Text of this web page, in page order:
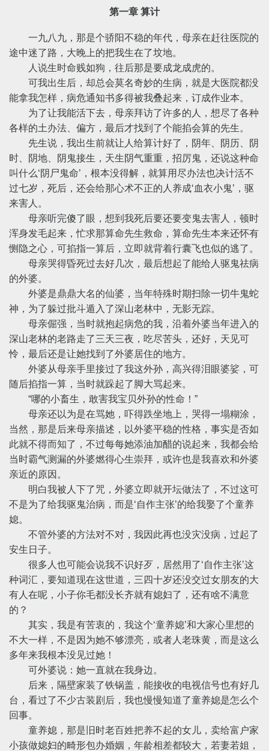
第一章 算计
一九八九，那是个骄阳不稳的年代，母亲在赶往医院的
途中迷了路，大晚上的把我生在了坟地。
人说生时命贱如狗，往后那是要成龙成虎的。
可我出生后，却总会莫名奇妙的生病，就是大医院都没
能拿我怎样，病危通知书多得被我叠起来，订成作业本。
为了让我能活下去，母亲拜访了许多的人，想尽了各种
各样的土办法、偏方，最后才找到了个能掐会算的先生。
先生说，我出生前就让人给算计好了，阴年、阴历、阴
时、阴地、阴鬼接生，天生阴气重重，招厉鬼，还说这种命
叫什么‘阴尸鬼命’，根本没得解，就算用尽办法也决计活不
过七岁，死后，还会给那心术不正的人养成‘血衣小鬼’，驱
来害人。
母亲听完傻了眼，想到我死后要还要变鬼去害人，顿时
浑身发毛起来，忙求那算命先生救命，算命先生本来还怀有
恻隐之心，可掐指一算后，立即就背着行囊飞也似的逃了。
母亲哭得昏死过去好几次，最后想起了能给人驱鬼祛病
的外婆。
外婆是鼎鼎大名的仙婆，当年特殊时期扫除一切牛鬼蛇
神，为了躲过批斗遁入了深山老林中，无影无踪。
母亲倔强，当时就抱起病危的我，沿着外婆当年进入的
深山老林的老路走了三天三夜，吃尽苦头，还好，天见可
怜，最后还是让她找到了外婆居住的地方。
外婆从母亲手里接过了我这外孙，高兴得泪眼婆娑，可
随后掐指一算，当时就跺起了脚大骂起来。
“哪的小畜生，敢害我宝贝外孙的性命！”
母亲还以为是在骂她，吓得跌坐地上，哭得一塌糊涂，
当然，那是后来母亲描述，以外婆平稳的性格，事实是否如
此就不得而知了，不过每每她添油加醋的说起来，我都会给
当时霸气测漏的外婆燃得心生崇拜，或许也是我喜欢和外婆
亲近的原因。
明白我被人下了咒，外婆立即就开坛做法了，不过这可
不是为了给我驱鬼治病，而是‘自作主张’的给我娶了个童养
媳。
不管外婆的方法对不对，我因此再也没灾没病，过起了
安生日子。
很多人也可能会说我不识好歹，居然用了‘自作主张’这
种词汇，要知道现在这世道，三四十岁还没交过女朋友的大
有人在呢，小子你毛都没长齐就有媳妇了，还有啥不满意
的？
其实，我是有苦衷的，我这个‘童养媳’和大家心里想的
不大一样，不是因为她不够漂亮，或者人老珠黄，而是这么
多年来我根本没见过她！
可外婆说：她一直就在我身边。
后来，隔壁家装了铁锅盖，能接收的电视信号也有好几
台，看过了不少古装剧后，我也慢慢知道了童养媳是怎么个
回事。
童养媳，那是旧时老百姓把养不起的女儿，卖给富户家
小孩做媳妇的畸形包办婚姻，年龄相差都较大，若妻若姐，